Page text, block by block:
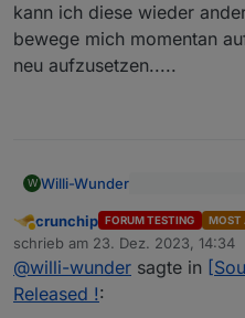
kann ich diese wieder
bewege mich momentan
neu aufzusetzen.....
W Willi-Wunder
Nachdem ich
wieder
Allerdings sind
Abwesend
crunchip FORUM TESTING MOST
schrieb am 23. Dez. 2023, 14:34
zuletzt editiert von
@willi-wunder sagte in
Released !: